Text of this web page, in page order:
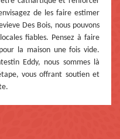
de les faire estimer
Des Bois, nous pouvons
fiables. Pensez à faire
la maison une fois vide.
Eddy, nous sommes là
vous offrant soutien et